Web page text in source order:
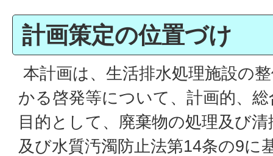
計画策定の位置づけ
本計画は、生活排水処理施設の
かる啓発等について、計画的、
目的として、廃棄物の処理及び
及び水質汚濁防止法第14条の9に